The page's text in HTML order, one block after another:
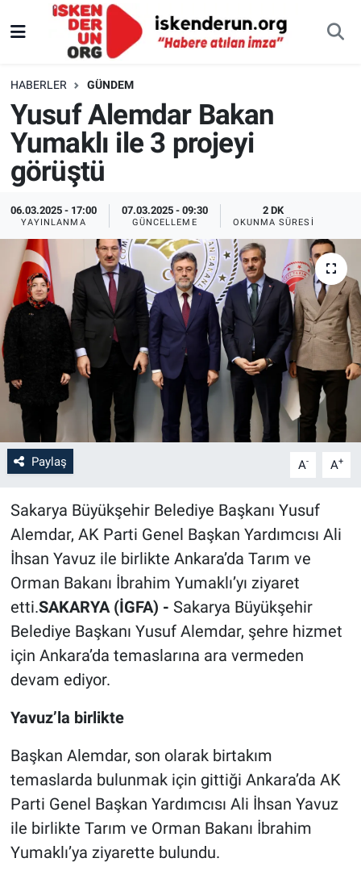
HABERLER GÜNDEM
Yusuf Alemdar Bakan
Yumaklı ile 3 projeyi
görüştü
06.03.2025 - 17:00
YAYINLANMA
07.03.2025 - 09:30
GÜNCELLEME
2 DK
OKUNMA SÜRESI
Paylaş A- A+
Sakarya Büyükşehir Belediye Başkanı Yusuf
Alemdar, AK Parti Genel Başkan Yardımcısı Ali
İhsan Yavuz ile birlikte Ankara’da Tarım ve
Orman Bakanı İbrahim Yumaklı’yı ziyaret
etti.SAKARYA (İGFA) - Sakarya Büyükşehir
Belediye Başkanı Yusuf Alemdar, şehre hizmet
için Ankara’da temaslarına ara vermeden
devam ediyor.
Yavuz’la birlikte
Başkan Alemdar, son olarak birtakım
temaslarda bulunmak için gittiği Ankara’da AK
Parti Genel Başkan Yardımcısı Ali İhsan Yavuz
ile birlikte Tarım ve Orman Bakanı İbrahim
Yumaklı’ya ziyarette bulundu.